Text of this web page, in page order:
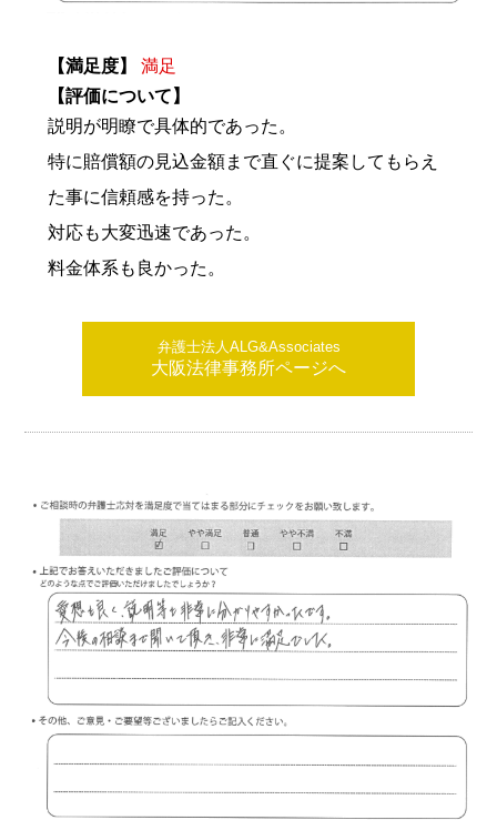
【満足度】
満足
【評価について】
説明が明瞭で具体的であった。
特に賠償額の見込金額まで直ぐに提案してもらえ
た事に信頼感を持った。
対応も大変迅速であった。
料金体系も良かった。
弁護士法人ALG&Associates
大阪法律事務所ページへ